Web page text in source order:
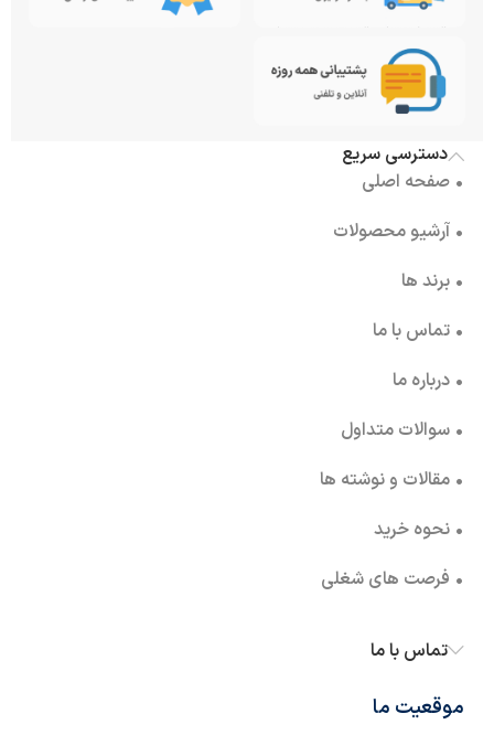
دسترسی سریع
• صفحه اصلی
• آرشیو محصولات
• برند ها
• تماس با ما
• درباره ما
• سوالات متداول
• مقالات و نوشته ها
• نحوه خرید
• فرصت های شغلی
تماس با ما
موقعیت ما